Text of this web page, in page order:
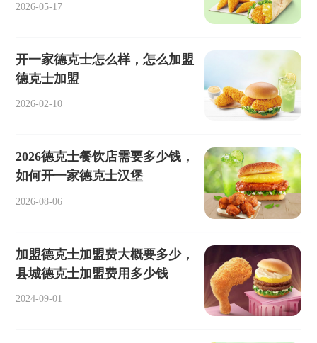
2026-05-17
开一家德克士怎么样，怎么加盟
德克士加盟
2026-02-10
2026德克士餐饮店需要多少钱，
如何开一家德克士汉堡
2026-08-06
加盟德克士加盟费大概要多少，
县城德克士加盟费用多少钱
2024-09-01